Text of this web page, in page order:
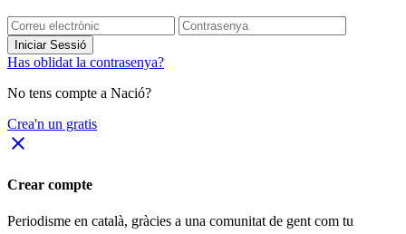
Iniciar Sessió
Has oblidat la contrasenya?
No tens compte a Nació?
Crea'n un gratis
close
Crear compte
Periodisme en català, gràcies a una comunitat de gent com tu